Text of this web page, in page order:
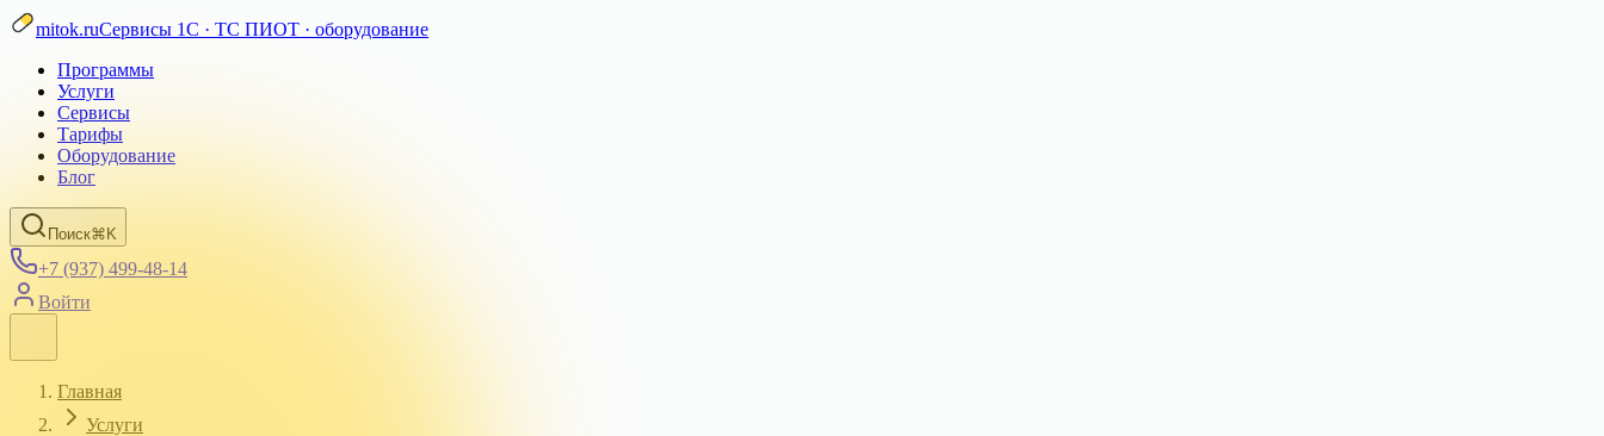
mitok.ruСервисы 1С · ТС ПИОТ · оборудование
Программы
Услуги
Сервисы
Тарифы
Оборудование
Блог
Поиск⌘K
+7 (937) 499-48-14
Войти
Главная
Услуги